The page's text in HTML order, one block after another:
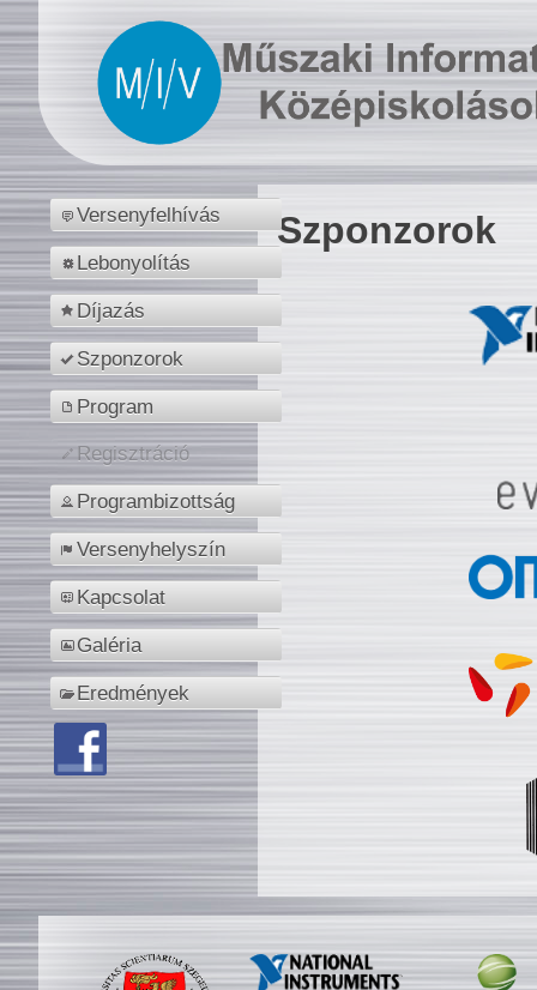
Versenyfelhívás
Lebonyolítás
Díjazás
Szponzorok
Program
Regisztráció
Programbizottság
Versenyhelyszín
Kapcsolat
Galéria
Eredmények
Szponzorok